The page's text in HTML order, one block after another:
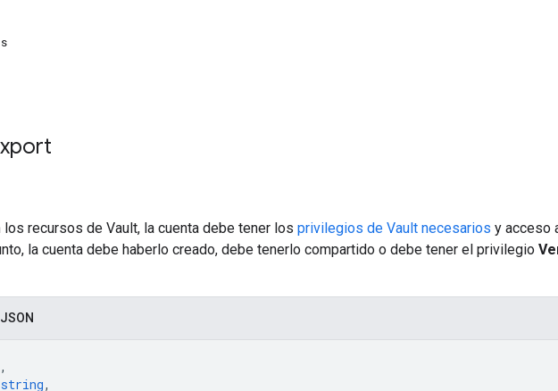
los recursos de Vault, la cuenta debe tener los privilegios de Vault necesarios y acceso
la cuenta debe haberlo creado, debe tenerlo compartido o debe tener el privilegio
,
string,